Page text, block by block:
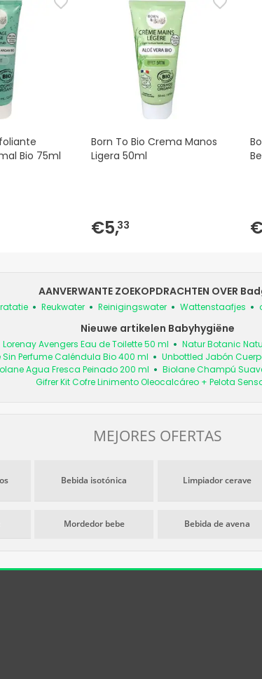
Bio 75ml
Born To Bio Crema Manos
Ligera 50ml
€5,33
AANVERWANTE ZOEKOPDRACHTEN OVER
Reukwater Reinigingswater Wattenstaafjes
Nieuwe artikelen Babyhygiëne
Lorenay Avengers Eau de Toilette 50 ml
Natur Botanic
Perfume Caléndula Bio 400 ml
Unbottled Jabón
Agua Fresca Peinado 200 ml Biolane Champú
Gifrer Kit Cofre Linimento Oleocalcáreo + Pelota
MEJORES OFERTAS
Bebida isotónica Limpiador cerave
Mordedor bebe Bebida de avena